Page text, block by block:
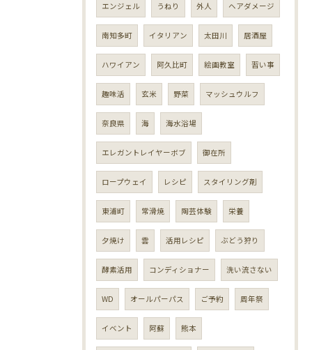
エンジェル うねり 外人 ヘアダメージ
南知多町 イタリアン 太田川 居酒屋
ハワイアン 阿久比町 絵画教室 習い事
趣味活 玄米 野菜 マッシュウルフ
奈良県 海 海水浴場
エレガントレイヤーボブ 御在所
ロープウェイ レシピ スタイリング剤
東浦町 常滑焼 陶芸体験 栄養
夕焼け 雲 活用レシピ ぶどう狩り
酵素活用 コンディショナー 洗い流さない
WD オールパーパス ご予約 周年祭
イベント 阿蘇 熊本